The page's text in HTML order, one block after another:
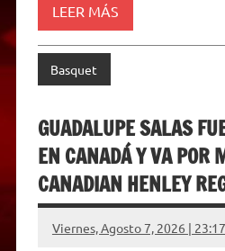
LEER MÁS
Basquet
GUADALUPE SALAS
EN CANADÁ Y VA POR
CANADIAN HENLEY
Viernes, Agosto 7, 2026 | 23:17